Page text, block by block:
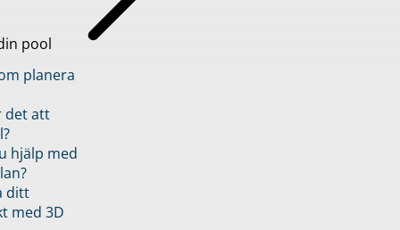
pool
planera
det att
hjälp med
ditt
med 3D